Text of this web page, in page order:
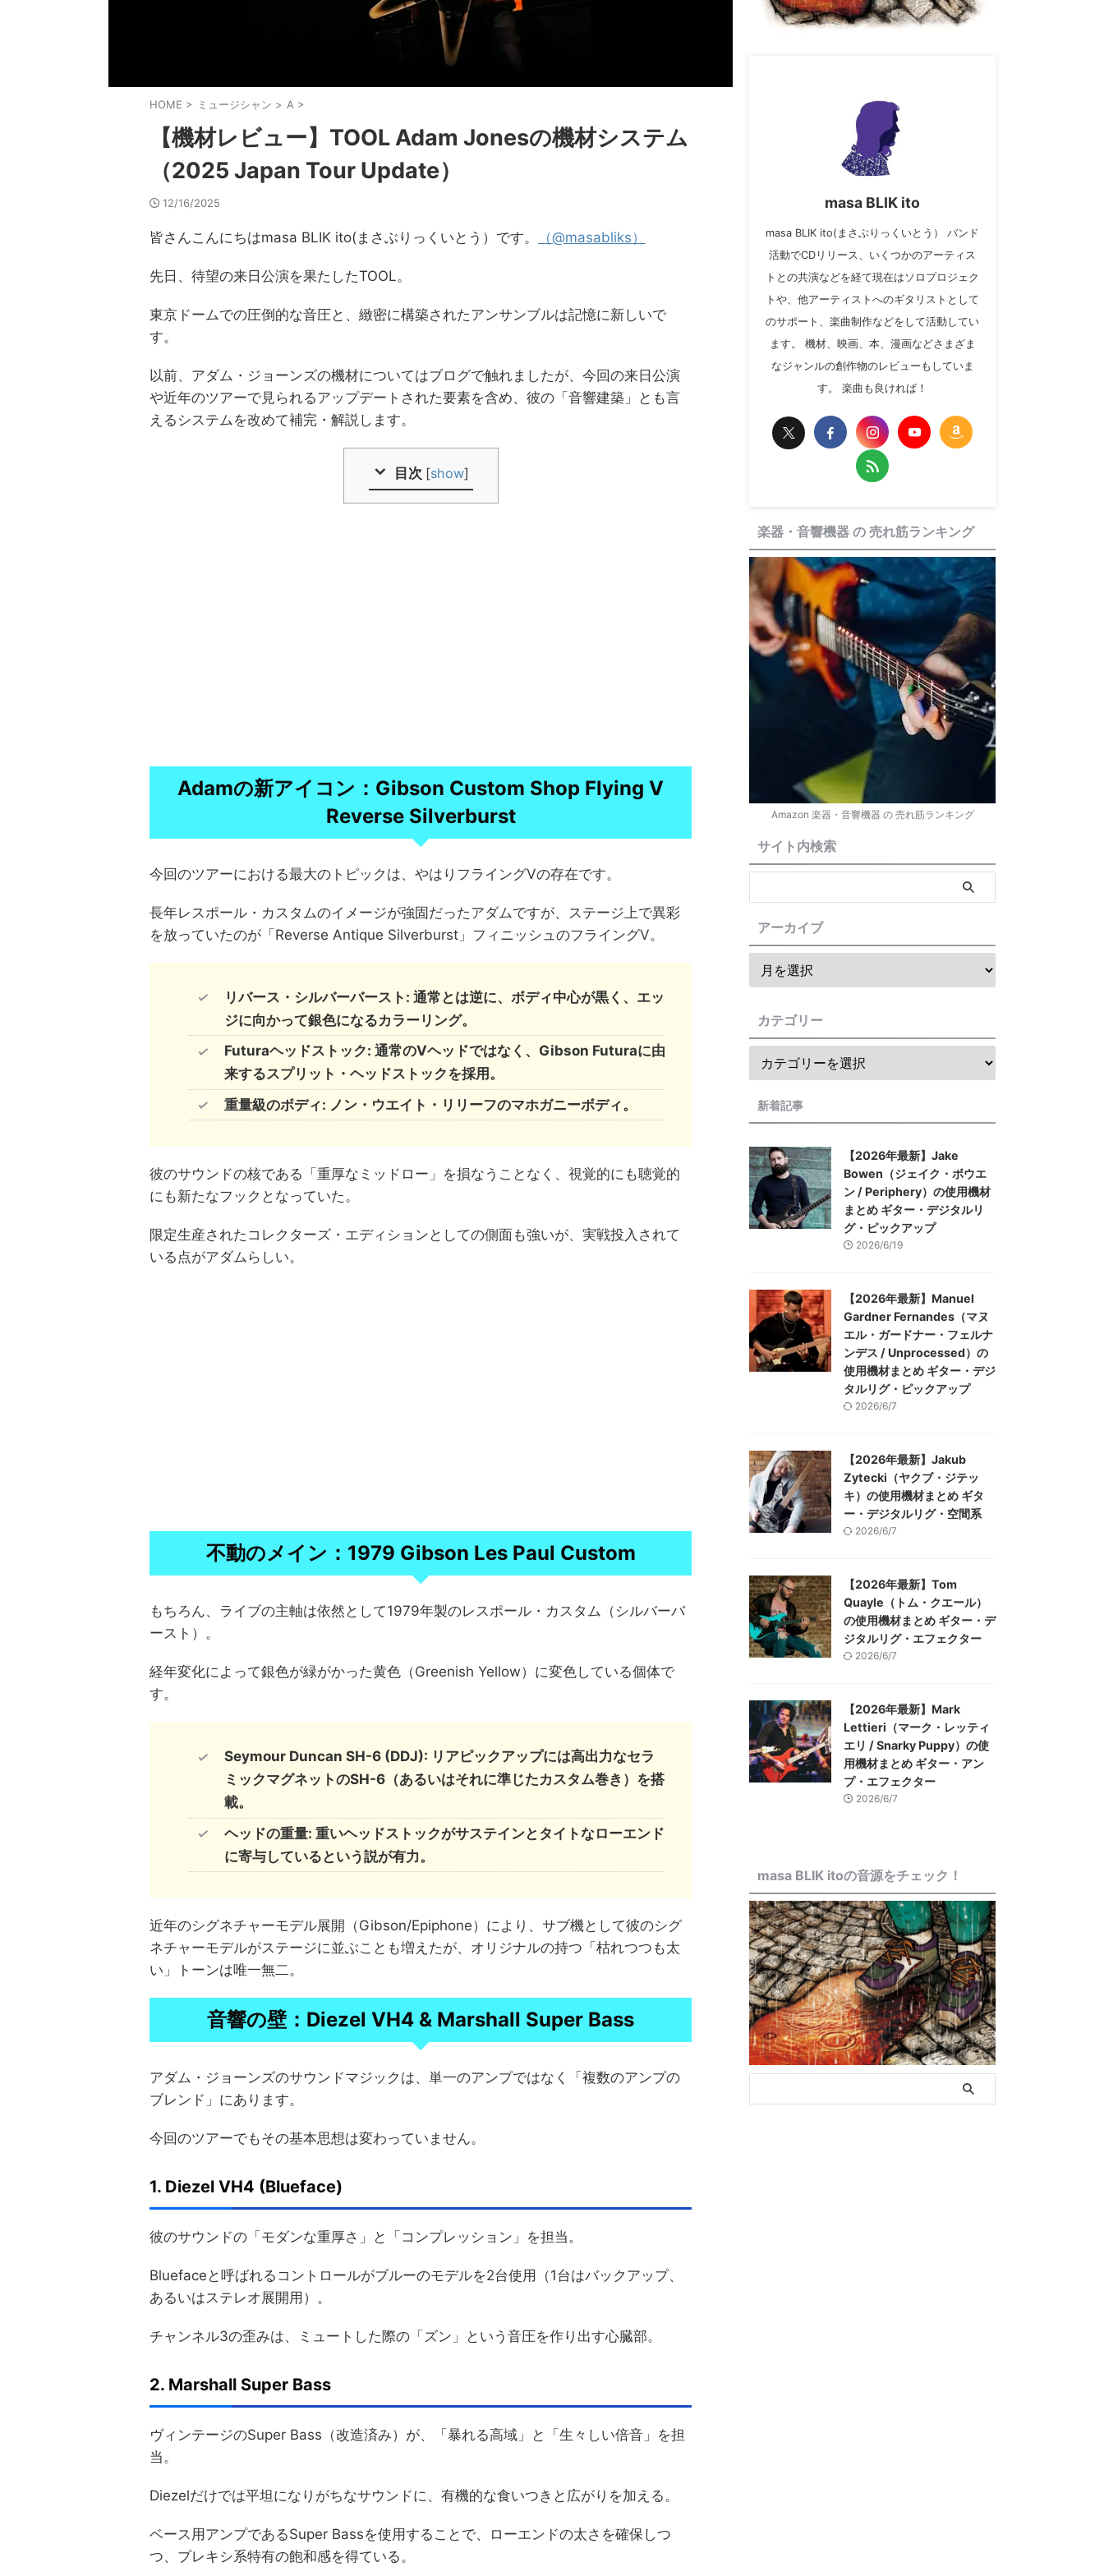
HOME > ミュージシャン > A >
【機材レビュー】TOOL Adam Jonesの機材システム
（2025 Japan Tour Update）
12/16/2025
皆さんこんにちはmasa BLIK ito(まさぶりっくいとう）です。 （@masabliks）
先日、待望の来日公演を果たしたTOOL。
東京ドームでの圧倒的な音圧と、緻密に構築されたアンサンブルは記憶に新しいで
す。
以前、アダム・ジョーンズの機材についてはブログで触れましたが、今回の来日公演
や近年のツアーで見られるアップデートされた要素を含め、彼の「音響建築」とも言
えるシステムを改めて補完・解説します。
目次 [show]
Adamの新アイコン：Gibson Custom Shop Flying V
Reverse Silverburst
今回のツアーにおける最大のトピックは、やはりフライングVの存在です。
長年レスポール・カスタムのイメージが強固だったアダムですが、ステージ上で異彩
を放っていたのが「Reverse Antique Silverburst」フィニッシュのフライングV。
リバース・シルバーバースト: 通常とは逆に、ボディ中心が黒く、エッ
ジに向かって銀色になるカラーリング。
Futuraヘッドストック: 通常のVヘッドではなく、Gibson Futuraに由
来するスプリット・ヘッドストックを採用。
重量級のボディ: ノン・ウエイト・リリーフのマホガニーボディ。
彼のサウンドの核である「重厚なミッドロー」を損なうことなく、視覚的にも聴覚的
にも新たなフックとなっていた。
限定生産されたコレクターズ・エディションとしての側面も強いが、実戦投入されて
いる点がアダムらしい。
不動のメイン：1979 Gibson Les Paul Custom
もちろん、ライブの主軸は依然として1979年製のレスポール・カスタム（シルバーバ
ースト）。
経年変化によって銀色が緑がかった黄色（Greenish Yellow）に変色している個体で
す。
Seymour Duncan SH-6 (DDJ): リアピックアップには高出力なセラ
ミックマグネットのSH-6（あるいはそれに準じたカスタム巻き）を搭
載。
ヘッドの重量: 重いヘッドストックがサステインとタイトなローエンド
に寄与しているという説が有力。
近年のシグネチャーモデル展開（Gibson/Epiphone）により、サブ機として彼のシグ
ネチャーモデルがステージに並ぶことも増えたが、オリジナルの持つ「枯れつつも太
い」トーンは唯一無二。
音響の壁：Diezel VH4 & Marshall Super Bass
アダム・ジョーンズのサウンドマジックは、単一のアンプではなく「複数のアンプの
ブレンド」にあります。
今回のツアーでもその基本思想は変わっていません。
1. Diezel VH4 (Blueface)
彼のサウンドの「モダンな重厚さ」と「コンプレッション」を担当。
Bluefaceと呼ばれるコントロールがブルーのモデルを2台使用（1台はバックアップ、
あるいはステレオ展開用）。
チャンネル3の歪みは、ミュートした際の「ズン」という音圧を作り出す心臓部。
2. Marshall Super Bass
ヴィンテージのSuper Bass（改造済み）が、「暴れる高域」と「生々しい倍音」を担
当。
Diezelだけでは平坦になりがちなサウンドに、有機的な食いつきと広がりを加える。
ベース用アンプであるSuper Bassを使用することで、ローエンドの太さを確保しつ
つ、プレキシ系特有の飽和感を得ている。
masa BLIK ito
masa BLIK ito(まさぶりっくいとう） バンド
活動でCDリリース、いくつかのアーティス
トとの共演などを経て現在はソロプロジェク
トや、他アーティストへのギタリストとして
のサポート、楽曲制作などをして活動してい
ます。 機材、映画、本、漫画などさまざま
なジャンルの創作物のレビューもしていま
す。 楽曲も良ければ！
楽器・音響機器 の 売れ筋ランキング
Amazon 楽器・音響機器 の 売れ筋ランキング
サイト内検索
アーカイブ
カテゴリー
新着記事
【2026年最新】Jake
Bowen（ジェイク・ボウエ
ン / Periphery）の使用機材
まとめ ギター・デジタルリ
グ・ピックアップ
2026/6/19
【2026年最新】Manuel
Gardner Fernandes（マヌ
エル・ガードナー・フェルナ
ンデス / Unprocessed）の
使用機材まとめ ギター・デジ
タルリグ・ピックアップ
2026/6/7
【2026年最新】Jakub
Zytecki（ヤクブ・ジテッ
キ）の使用機材まとめ ギタ
ー・デジタルリグ・空間系
2026/6/7
【2026年最新】Tom
Quayle（トム・クエール）
の使用機材まとめ ギター・デ
ジタルリグ・エフェクター
2026/6/7
【2026年最新】Mark
Lettieri（マーク・レッティ
エリ / Snarky Puppy）の使
用機材まとめ ギター・アン
プ・エフェクター
2026/6/7
masa BLIK itoの音源をチェック！